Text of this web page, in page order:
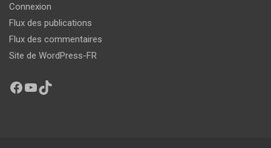
Connexion
Flux des publications
Flux des commentaires
Site de WordPress-FR